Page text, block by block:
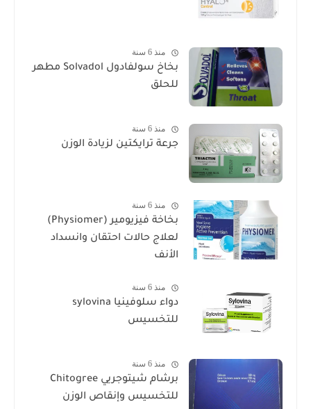
منذ 6 سنة
بخاخ سولفادول Solvadol مطهر
للحلق
منذ 6 سنة
جرعة ترايكتين لزيادة الوزن
منذ 6 سنة
بخاخة فيزيومير (Physiomer)
لعلاج حالات احتقان وانسداد
الأنف
منذ 6 سنة
دواء سلوفينيا sylovina
للتخسيس
منذ 6 سنة
برشام شيتوجريي Chitogree
للتخسيس وإنقاص الوزن